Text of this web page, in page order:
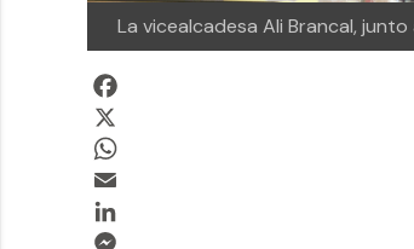
La vicealcadesa Ali Brancal,